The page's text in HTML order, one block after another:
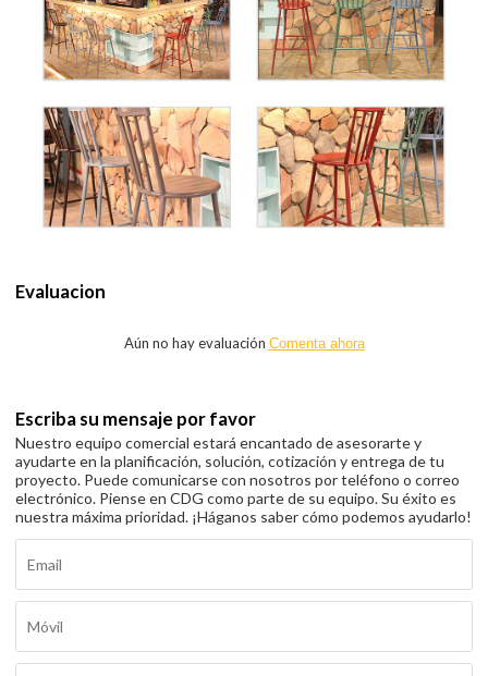
Evaluacion
Aún no hay evaluación Comenta ahora
Escriba su mensaje por favor
Nuestro equipo comercial estará encantado de asesorarte y
ayudarte en la planificación, solución, cotización y entrega de tu
proyecto. Puede comunicarse con nosotros por teléfono o correo
electrónico. Piense en CDG como parte de su equipo. Su éxito es
nuestra máxima prioridad. ¡Háganos saber cómo podemos ayudarlo!